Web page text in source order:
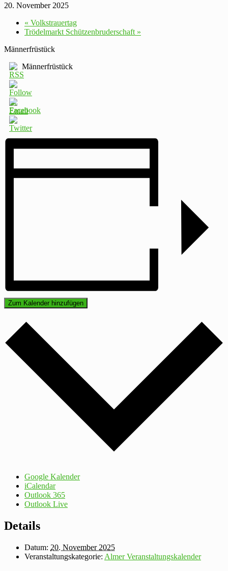
20. November 2025
« Volkstrauertag
Trödelmarkt Schützenbruderschaft »
Männerfrüstück
Männerfrüstück
Zum Kalender hinzufügen
Google Kalender
iCalendar
Outlook 365
Outlook Live
Details
Datum: 20. November 2025
Veranstaltungskategorie: Almer Veranstaltungskalender